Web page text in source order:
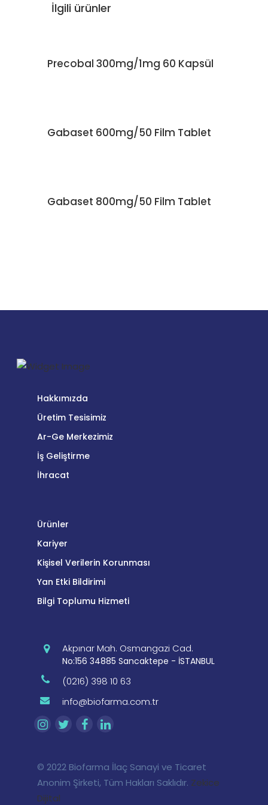
İlgili ürünler
DEVAMINI OKU
Precobal 300mg/1mg 60 Kapsül
DEVAMINI OKU
Gabaset 600mg/50 Film Tablet
DEVAMINI OKU
Gabaset 800mg/50 Film Tablet
Hakkımızda
Üretim Tesisimiz
Ar-Ge Merkezimiz
İş Geliştirme
İhracat
Ürünler
Kariyer
Kişisel Verilerin Korunması
Yan Etki Bildirimi
Bilgi Toplumu Hizmeti
Akpınar Mah. Osmangazi Cad.
No:156 34885 Sancaktepe - İSTANBUL
(0216) 398 10 63
info@biofarma.com.tr
© 2022 Biofarma İlaç Sanayi ve Ticaret
Anonim Şirketi, Tüm Hakları Saklıdır. Zekice
Dijital